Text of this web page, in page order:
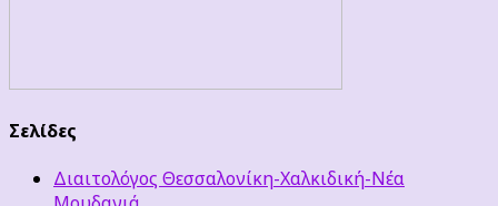
Σελίδες
Διαιτολόγος Θεσσαλονίκη-Χαλκιδική-Νέα